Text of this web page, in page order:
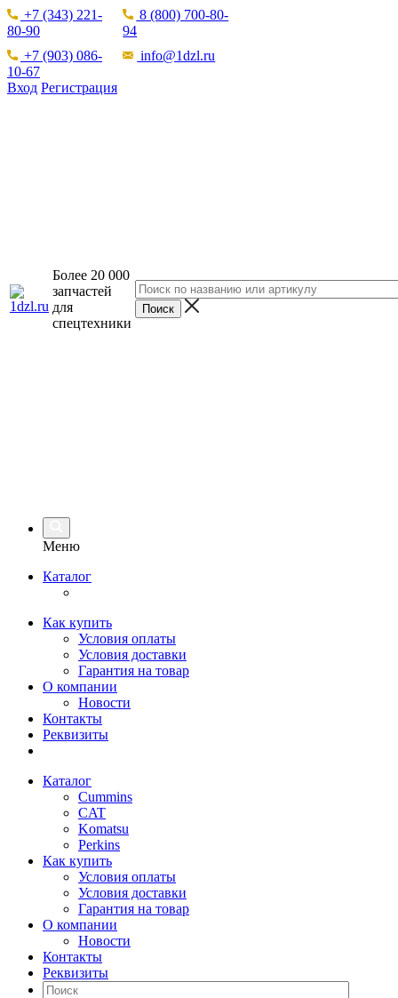
+7 (343) 221-
80-90
8 (800) 700-80-
94
+7 (903) 086-
10-67
info@1dzl.ru
Вход Регистрация
Более 20 000
запчастей
для
спецтехники
Меню
Каталог
Как купить
Условия оплаты
Условия доставки
Гарантия на товар
О компании
Новости
Контакты
Реквизиты
Каталог
Cummins
CAT
Komatsu
Perkins
Как купить
Условия оплаты
Условия доставки
Гарантия на товар
О компании
Новости
Контакты
Реквизиты